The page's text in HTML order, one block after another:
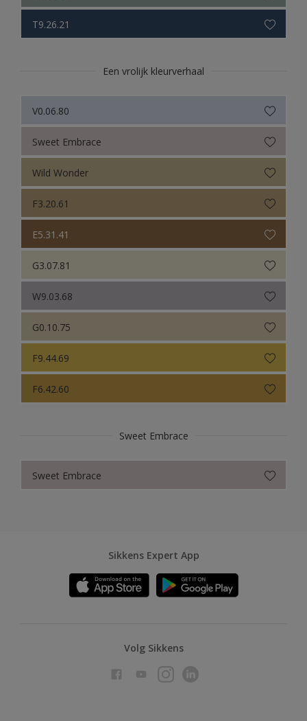
T9.26.21
Een vrolijk kleurverhaal
V0.06.80
Sweet Embrace
Wild Wonder
F3.20.61
E5.31.41
G3.07.81
W9.03.68
G0.10.75
F9.44.69
F6.42.60
Sweet Embrace
Sweet Embrace
Sikkens Expert App
Volg Sikkens